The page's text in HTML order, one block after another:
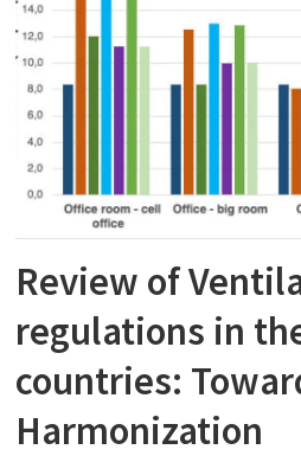
Review of
regulations in
countries:
Harmonization